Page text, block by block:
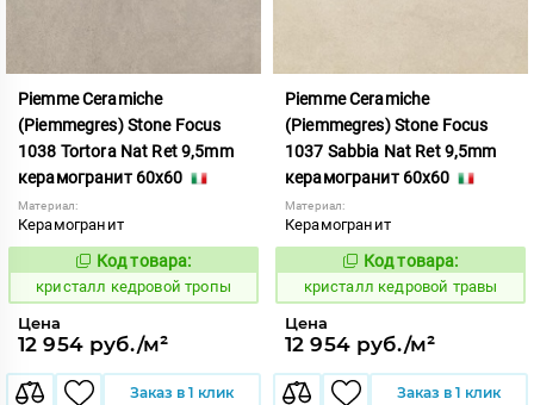
Piemme Ceramiche
(Piemmegres) Stone Focus
1038 Tortora Nat Ret 9,5mm
керамогранит 60x60
Материал:
Керамогранит
817358
Код товара:
кристалл кедровой тропы
Цена
12 954 руб./м²
Заказ в 1 клик
Piemme Ceramiche
(Piemmegres) Stone Focus
1037 Sabbia Nat Ret 9,5mm
керамогранит 60x60
Материал:
Керамогранит
817357
Код товара:
кристалл кедровой травы
Цена
12 954 руб./м²
Заказ в 1 клик